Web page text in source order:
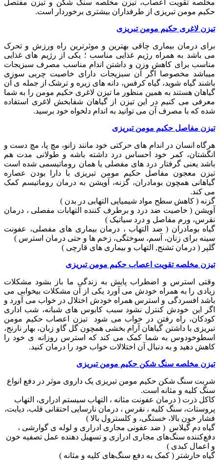
مخلصه تقویت اعصاب، تیزن مخلصه سنگ شکن و تیزن مفتصل
حکیم مومن تبریزی از طرفداران بیشتری برخوردار است.
تیزن لاغری حکیم مومن تبریزی
برای درمان بیماری چاقی بهترین و موثرترین راه ورزش و تحرک
می باشد به همراه رژیم غذایی مناسب ؛ یکی از رژیم های غذایی
مناسب برای کاهش وزن و داشتن اندام مناسب مصرف سبزیجات
میباشد مخصوصا اگر آن سبزیجات دارای خاصیت چربی سوزی
باشند گیاه شوید، گیاه کرفس، دانه های زیره و ترشک از جمله ی آن
گیاهان هستند به همین منظور ما تیزن لاغری حکیم مومن را به شما
معرفی می کنیم در این تیزن از گیاهان شفابخش لاغری استفاده
شده که با مصرف آن می توانید به اندام دلخواه خود برسید.
تیزن مفاصل حکیم مومن تبریزی
هرگاه انسان در اندام های حرکتی خود مانند زانو، مچ پا، مچ دست و
انگشتان، کمر خود احساس درد داشته باشه و طولانی مدت هم
باشد یعنی گرفتار درد های مفصلی یا همان روماتیسمی شده است
تیزن معجون مفاصل حکیم مومن تبریزی با دارا بودن عصاره
گیاهانی همچون بومادران، گزنه، آویشن به درمان روماتیسم کمک
می کند.
گزنه ( کاهش سطح مواد شیمیایی التهابی در بدن )
آویشن ( خاصیت ضد درد و برطرف کننده التهابات مفصلی ، درمان
نقرس، ورم مفاصل و درد سیاتیک )
گیاه بومادران ( ضد التهاب ، درمان بیماری های مفصلی، عفونت
سینه برای زنان، آسم، سوختگی، زخم ها و حتی درمان استرس )
گلپر ( درمان تشنج, التهاب و بیماری های قارچی )
تیزن مخلصه تقویت اعصاب حکیم مومن تبریزی
وقتی استرس و اضطراب پایش به زندگی ما باز بشود مشکلات
زیادی را به همراه خودش می آورد یکی از آن مشکلات بیخوابی می
باشد افسردگی و استرس همراه خودش اختلال در خواب می آورد و
اگر این خودش کنترل نشود سبب کابوس های شبانه، شب اداری
کودکان، راه رفتن در خواب می شود تیزن اعصاب حکیم مومن
تبریزی با داشتن گیاهان آرام بخشی همچون گل گاو زبان، بهار نارنج،
اسطوخودوس به شما کمک می کند که استرس روزانه ی خود را
کاهش دهید و به دنبال آن اختلالات خواب خود را درمان کنید.
تیزن مخلصه سنگ شکن حکیم مومن تبریزی
شربت سنگ شکن حکیم مومن تبریزی یک داروی موثر در دفع انواع
سنگ کلیه و مثانه است.
کاکل ذرت ( درمان عفونت مثانه ، التهاب سیستم ادراری، التهاب
پروستات، سنگ کلیه ، نقرس ، درمان نارسایی احتقانی قلب، دیابت،
فشار خون بالا، خستگی، و کلسترول بالا )
گیاه دم گیلاس ( ضد عفونی مجاری ادراری و لوله ی گوارشی ،
دفع‌کننده سنگ‌های مجاری ادراری و تسهیل دهنده عمل تصفیه خون
و اعمال کبدی )
گیاه خارشتر ( کمک به دفع سنگ‌های کلیه و مثانه )